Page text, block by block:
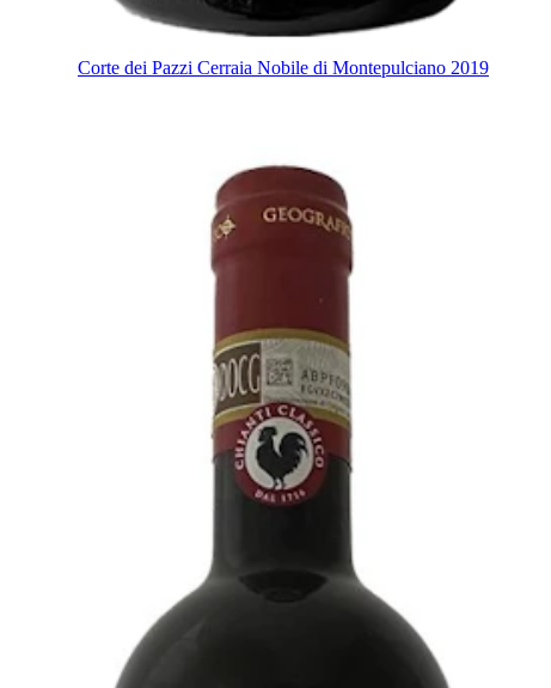
Corte dei Pazzi Cerraia Nobile di Montepulciano 2019